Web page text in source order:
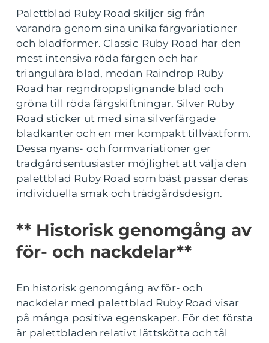
Palettblad Ruby Road skiljer sig från
varandra genom sina unika färgvariationer
och bladformer. Classic Ruby Road har den
mest intensiva röda färgen och har
triangulära blad, medan Raindrop Ruby
Road har regndroppslignande blad och
gröna till röda färgskiftningar. Silver Ruby
Road sticker ut med sina silverfärgade
bladkanter och en mer kompakt tillväxtform.
Dessa nyans- och formvariationer ger
trädgårdsentusiaster möjlighet att välja den
palettblad Ruby Road som bäst passar deras
individuella smak och trädgårdsdesign.
** Historisk genomgång av
för- och nackdelar**
En historisk genomgång av för- och
nackdelar med palettblad Ruby Road visar
på många positiva egenskaper. För det första
är palettbladen relativt lättskötta och tål